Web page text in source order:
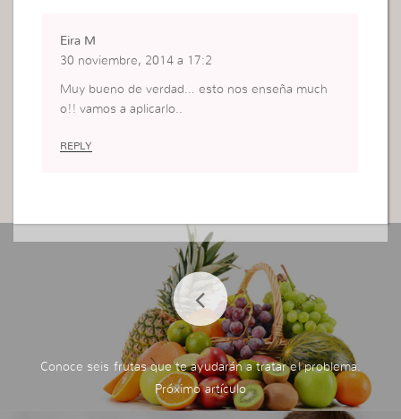
Eira M
30 noviembre, 2014 a 17:2
Muy bueno de verdad… esto nos enseña much
o!! vamos a aplicarlo..
REPLY
Conoce seis frutas que te ayudarán a tratar el problema.